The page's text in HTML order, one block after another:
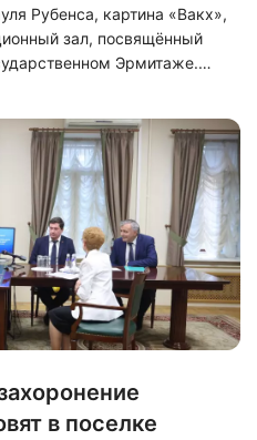
Рубенса, картина «Вакх»,
зал, посвящённый
Эрмитаже.
экспозиции
короля Филиппа IV и его
кисти
в поселке